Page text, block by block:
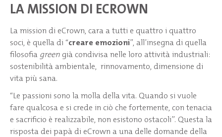
LA MISSION DI ECROWN
La mission di eCrown, cara a tutti e quattro i quattro
soci, è quella di “creare emozioni”, all’insegna di quella
filosofia green già condivisa nelle loro attività industriali:
sostenibilità ambientale, rinnovamento, dimensione di
vita più sana.
“Le passioni sono la molla della vita. Quando si vuole
fare qualcosa e si crede in ciò che fortemente, con tenacia
e sacrificio è realizzabile, non esistono ostacoli”. Questa la
risposta dei papà di eCrown a una delle domande della